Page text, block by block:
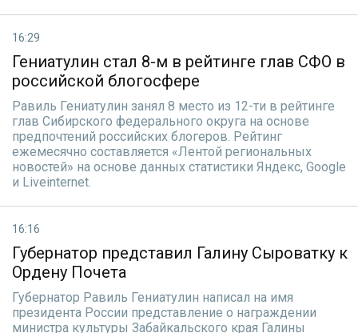
16:29
Гениатулин стал 8-м в рейтинге глав СФО в
российской блогосфере
Равиль Гениатулин занял 8 место из 12-ти в рейтинге
глав Сибирского федерального округа на основе
предпочтений российских блогеров. Рейтинг
ежемесячно составляется «Лентой региональных
новостей» на основе данных статистики Яндекс, Google
и Liveinternet.
16:16
Губернатор представил Галину Сыроватку к
Ордену Почета
Губернатор Равиль Гениатулин написал на имя
президента России представление о награждении
министра культуры Забайкальского края Галины